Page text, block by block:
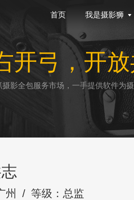
首页 我是摄影狮
开弓，开
摄影全包服务市场，一手提供软件为
州 / 等级：总监